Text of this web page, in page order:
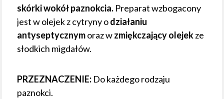
skórki wokół paznokcia. Preparat wzbogacony
jest w olejek z cytryny odziałaniu
antyseptycznymoraz wzmiękczający olejekze
słodkich migdałów.
PRZEZNACZENIE: Do każdego rodzaju
paznokci.